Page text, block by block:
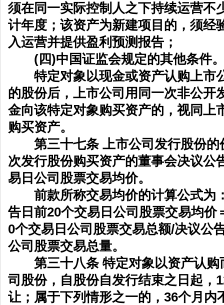
须在同一实际控制人之下持续运营不
计年度；该资产为新建项目的，须经
入运营并提供盈利预测报告；
(四)中国证监会规定的其他条件
特定对象以现金或资产认购上市
的股份后，上市公司用同一次非公开
金向该特定对象购买资产的，视同上
购买资产。
第三十七条 上市公司发行股份的
次发行股份购买资产的董事会决议公
易日公司股票交易均价。
前款所称交易均价的计算公式为
告日前20个交易日公司股票交易均价
0个交易日公司股票交易总额/决议公
公司股票交易总量。
第三十八条 特定对象以资产认购
司股份，自股份自发行结束之日起，
让；属于下列情形之一的，36个月内